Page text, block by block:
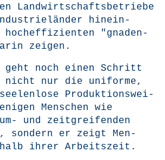
Land­wirt­schafts­be­trie­be
hin­ein­
hoch­ef­fi­zi­en­ten "gna­den­
zeigen.
geht noch einen Schritt
nur die uni­for­me,
Pro­duk­ti­ons­wei­
Men­schen wie
und zeit­grei­fen­den
son­dern er zeigt Men­
ihrer Arbeitszeit.